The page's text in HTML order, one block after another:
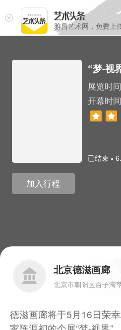
雅昌艺术网，免费上
“梦-视
展览时
开幕时
已结束 .
加入行程
北京德滋画廊
德滋画廊将于5月16日荣